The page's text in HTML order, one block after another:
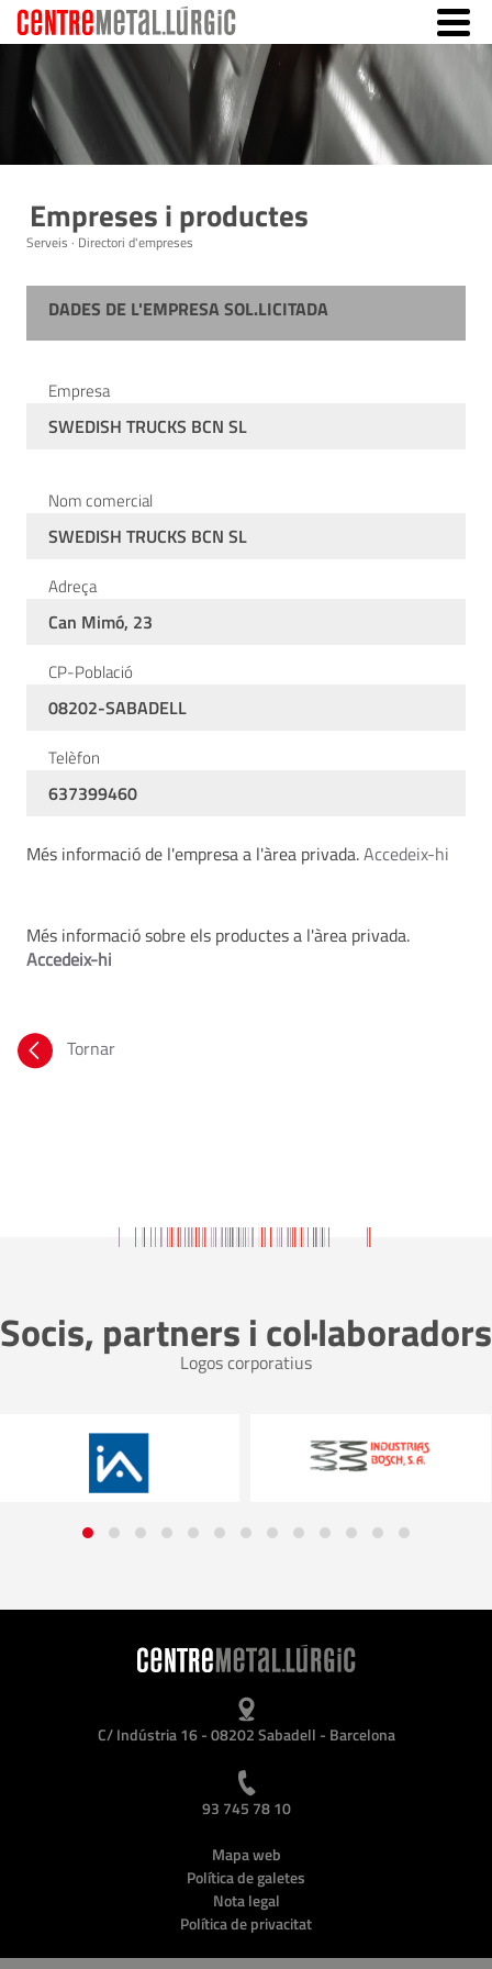
Empreses i productes
Serveis · Directori d'empreses
DADES DE L'EMPRESA SOL.LICITADA
Empresa
SWEDISH TRUCKS BCN SL
Nom comercial
SWEDISH TRUCKS BCN SL
Adreça
Can Mimó, 23
CP-Població
08202-SABADELL
Telèfon
637399460
Més informació de l'empresa a l'àrea privada.Accedeix-hi
Més informació sobre els productes a l'àrea privada.
Accedeix-hi
Tornar
Socis, partners i col·laboradors
Logos corporatius
C/ Indústria 16 - 08202 Sabadell - Barcelona
93 745 78 10
Mapa web
Política de galetes
Nota legal
Política de privacitat